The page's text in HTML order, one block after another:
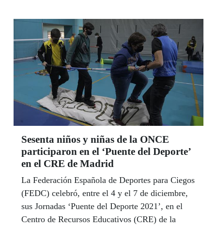
Sesenta niños y niñas de la ONCE
participaron en el ‘Puente del Deporte’
en el CRE de Madrid
La Federación Española de Deportes para Ciegos
(FEDC) celebró, entre el 4 y el 7 de diciembre,
sus Jornadas ‘Puente del Deporte 2021’, en el
Centro de Recursos Educativos (CRE) de la